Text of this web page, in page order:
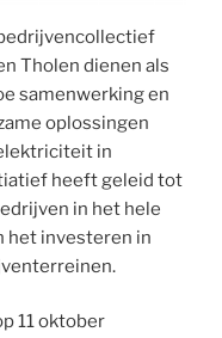
Tholen dienen als
samenwerking en
oplossingen
in
heeft geleid tot
in het hele
het investeren in
11 oktober